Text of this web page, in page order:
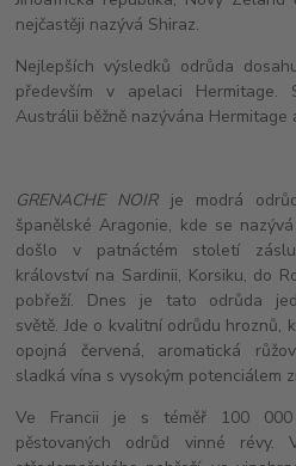
nejčastěji nazývá Shiraz.
Nejlepších výsledků odrůda
především v apelaci
Austrálii běžně nazývána Hermitage
GRENACHE NOIRje modrá
španělské Aragonie, kde se
došlo v patnáctém století
království na Sardinii, Korsiku, do
pobřeží. Dnes je tato odrůda
světě. Jde o kvalitní odrůdu hroznů,
opojná červená, aromatická
sladká vína s vysokým potenciálem
Ve Francii je s téměř 100
pěstovaných odrůd vinné révy.